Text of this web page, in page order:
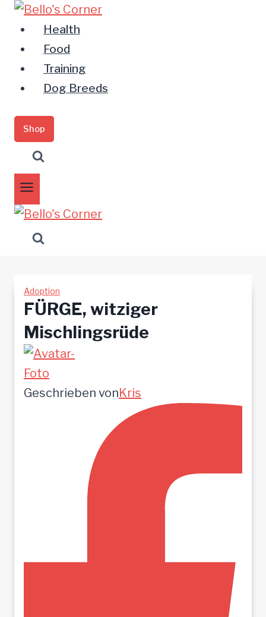
Zum
Inhalt
springen
Health
Food
Training
Dog Breeds
Shop
Adoption
FÜRGE, witziger
Mischlingsrüde
Geschrieben vonKris